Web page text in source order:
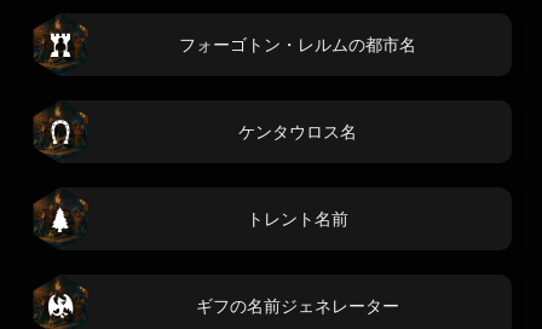
フォーゴトン・レルムの都市名
ケンタウロス名
トレント名前
ギフの名前ジェネレーター